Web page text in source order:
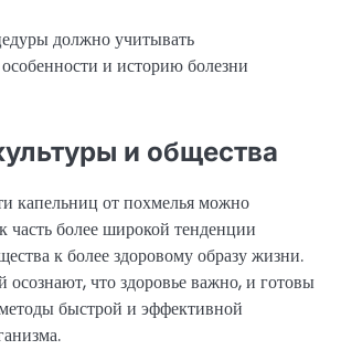
должно учитывать
и историю болезни
и общества
капельниц от похмелья можно
часть более широкой тенденции
к более здоровому образу жизни.
что здоровье важно, и готовы
быстрой и эффективной